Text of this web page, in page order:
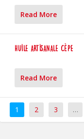
Read More
Huile artisanale Cèpe
Read More
1 2 3 …